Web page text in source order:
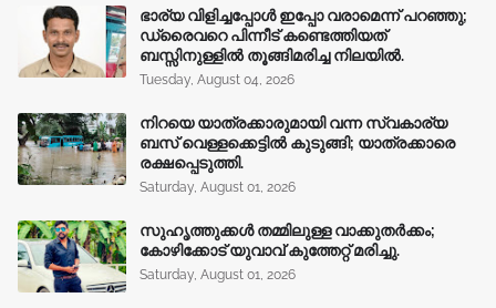
ഭാര്യ വിളിച്ചപ്പോള്‍ ഇപ്പോ വരാമെന്ന് പറഞ്ഞു;
ഡ്രൈവറെ പിന്നീട് കണ്ടെത്തിയത്
ബസ്സിനുള്ളില്‍ തൂങ്ങിമരിച്ച നിലയിൽ.
Tuesday, August 04, 2026
നിറയെ യാത്രക്കാരുമായി വന്ന സ്വകാര്യ
ബസ് വെള്ളക്കെട്ടിൽ കുടുങ്ങി; യാത്രക്കാരെ
രക്ഷപ്പെടുത്തി.
Saturday, August 01, 2026
സുഹൃത്തുക്കൾ തമ്മിലുള്ള വാക്കുതർക്കം;
കോഴിക്കോട് യുവാവ് കുത്തേറ്റ് മരിച്ചു.
Saturday, August 01, 2026